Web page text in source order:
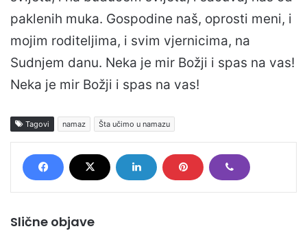
paklenih muka. Gospodine naš, oprosti meni, i
mojim roditeljima, i svim vjernicima, na
Sudnjem danu. Neka je mir Božji i spas na vas!
Neka je mir Božji i spas na vas!
Tagovi namaz Šta učimo u namazu
Slične objave